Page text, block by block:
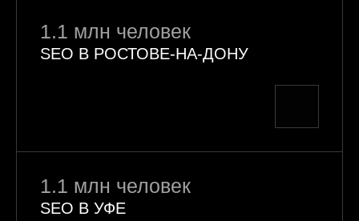
1.1 млн человек
SEO В РОСТОВЕ-НА-ДОНУ
1.1 млн человек
SEO В УФЕ